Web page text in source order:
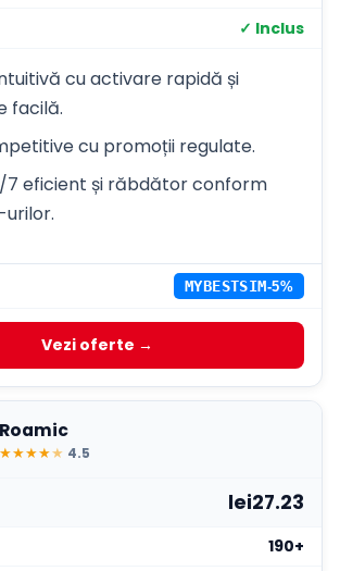
✓ Inclus
cu activare rapidă și
facilă.
cu promoții regulate.
7 eficient și răbdător conform
MYBESTSIM-5%
Vezi oferte →
Roamic
★★★★★ 4.5
lei27.23
190+